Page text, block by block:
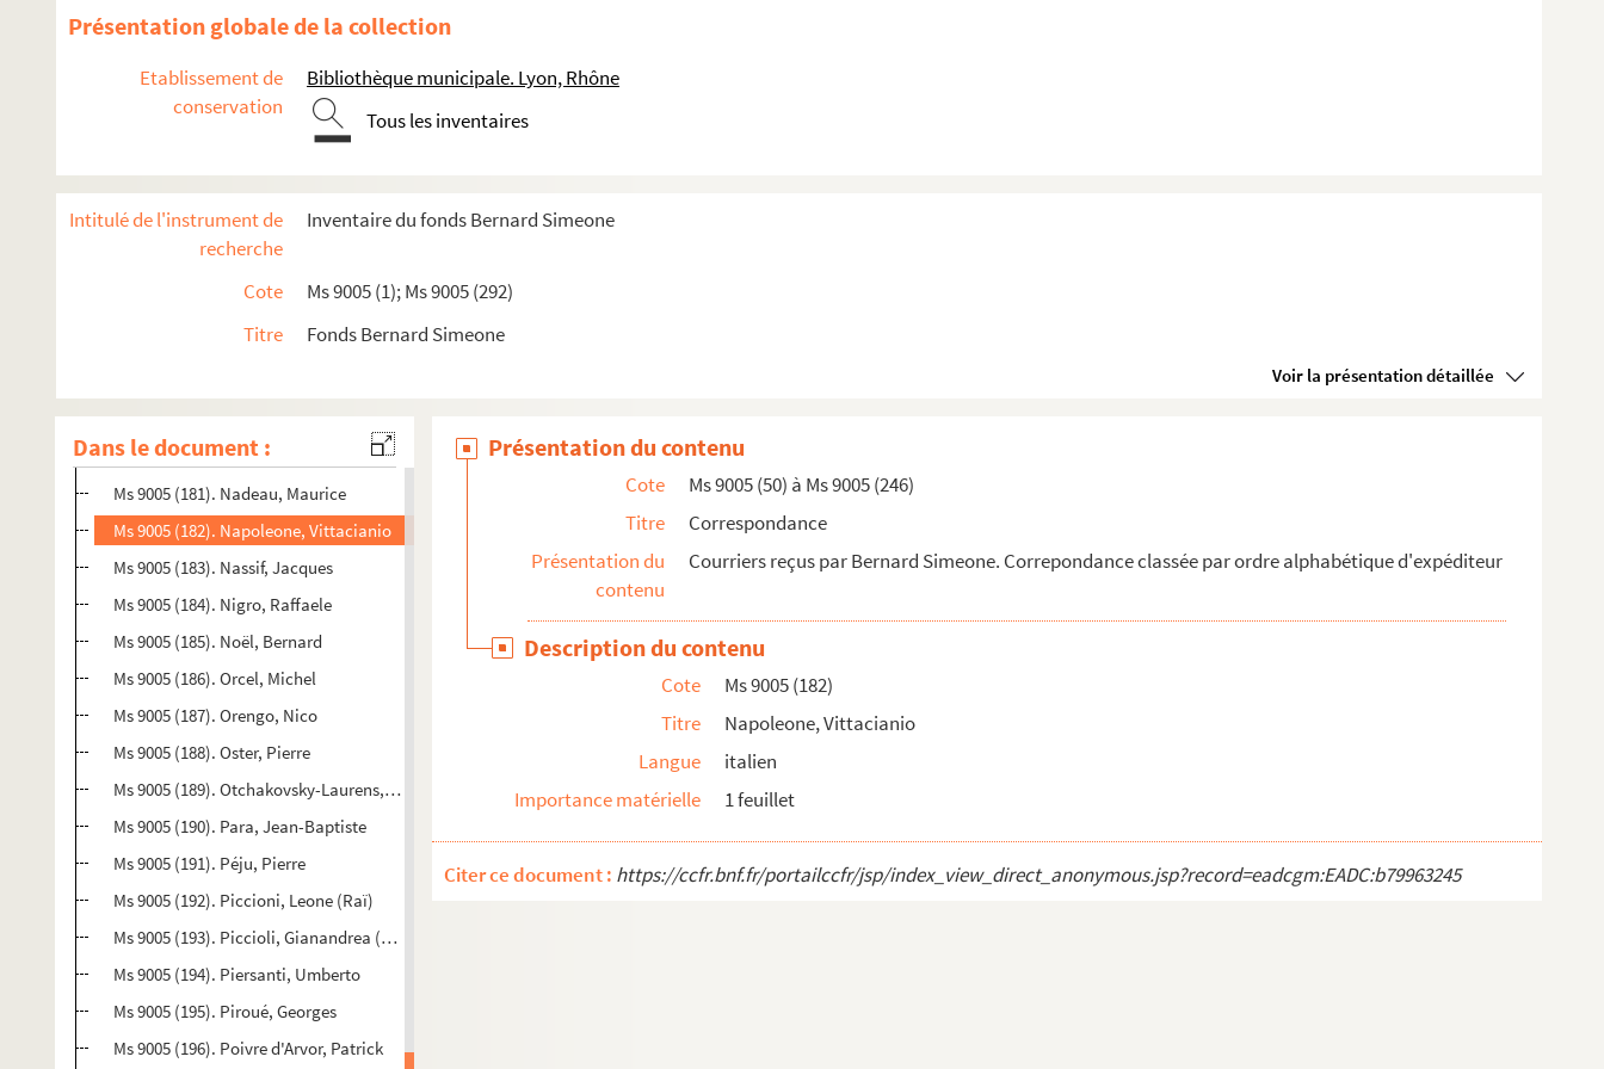
Présentation globale de la collection
Etablissement de
conservation
Bibliothèque municipale. Lyon, Rhône
Tous les inventaires
Intitulé de l'instrument de
recherche
Inventaire du fonds Bernard Simeone
Cote
Ms 9005 (1); Ms 9005 (292)
Titre
Fonds Bernard Simeone
Voir la présentation détaillée
Dans le document :
Ms 9005 (168). Maulpoix, Jean-Pierre
Ms 9005 (170). Mertens, Pierre
Ms 9005 (171). Meschonnic, Henri
Ms 9005 (173). Michon, Pierre
Ms 9005 (174). Mondo, Lorenzo (La Stampa)
Ms 9005 (176). Montmaneix, François
Ms 9005 (177). Morazzoni, Marta
Ms 9005 (179). Morovich, Enrico
Ms 9005 (180). Munch, René
Ms 9005 (181). Nadeau, Maurice
Ms 9005 (182). Napoleone, Vittacianio
Ms 9005 (183). Nassif, Jacques
Ms 9005 (184). Nigro, Raffaele
Ms 9005 (185). Noël, Bernard
Ms 9005 (186). Orcel, Michel
Ms 9005 (187). Orengo, Nico
Ms 9005 (188). Oster, Pierre
Ms 9005 (189). Otchakovsky-Laurens, Paul (P.O.L)
Ms 9005 (190). Para, Jean-Baptiste
Ms 9005 (191). Péju, Pierre
Ms 9005 (192). Piccioni, Leone (Raï)
Ms 9005 (193). Piccioli, Gianandrea (Garzanti Editore)
Ms 9005 (194). Piersanti, Umberto
Ms 9005 (195). Piroué, Georges
Ms 9005 (196). Poivre d'Arvor, Patrick
Présentation du contenu
Cote
Ms 9005 (50) à Ms 9005 (246)
Titre
Correspondance
Présentation du
contenu
Courriers reçus par Bernard Simeone. Correpondance classée par ordre alphabétique d'expéditeur
Description du contenu
Cote
Ms 9005 (182)
Titre
Napoleone, Vittacianio
Langue
italien
Importance matérielle
1 feuillet
Citer ce document : https://ccfr.bnf.fr/portailccfr/jsp/index_view_direct_anonymous.jsp?record=eadcgm:EADC:b79963245